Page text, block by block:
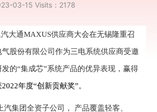
03-15 Visits：2178
大通MAXUS供应商大会在无锡隆重召
股份有限公司作为三电系统供应商受邀
的“集成芯”系统产品的优异表现，赢得
年度“创新贡献奖”。
汽集团全资子公司， 产品覆盖轻客、